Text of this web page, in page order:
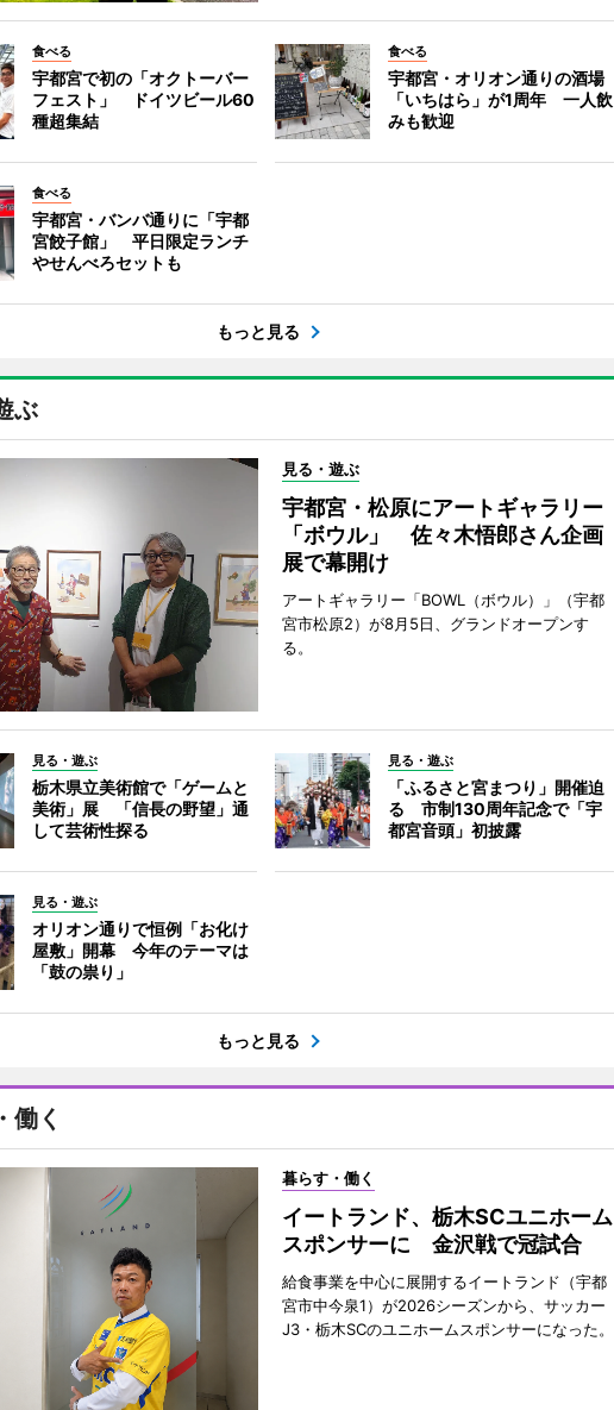
食べる
宇都宮で初の「オクトーバー
フェスト」 ドイツビール60
種超集結
食べる
宇都宮・オリオン通りの酒場
「いちはら」が1周年 一人飲
みも歓迎
食べる
宇都宮・バンバ通りに「宇都
宮餃子館」 平日限定ランチ
やせんべろセットも
もっと見る
ぶ
見る・遊ぶ
宇都宮・松原にアートギャラリー
「ボウル」 佐々木悟郎さん企画
展で幕開け
アートギャラリー「BOWL（ボウル）」（宇都
宮市松原2）が8月5日、グランドオープンす
る。
見る・遊ぶ
栃木県立美術館で「ゲームと
美術」展 「信長の野望」通
して芸術性探る
見る・遊ぶ
「ふるさと宮まつり」開催迫
る 市制130周年記念で「宇
都宮音頭」初披露
見る・遊ぶ
オリオン通りで恒例「お化け
屋敷」開幕 今年のテーマは
「鼓の祟り」
もっと見る
働く
暮らす・働く
イートランド、栃木SCユニホーム
スポンサーに 金沢戦で冠試合
給食事業を中心に展開するイートランド（宇都
宮市中今泉1）が2026シーズンから、サッカー
J3・栃木SCのユニホームスポンサーになった。